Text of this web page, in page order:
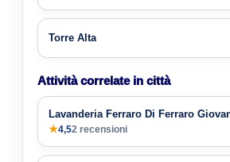
Torre Alta
Attività correlate in città
Lavanderia Ferraro Di Ferraro
★4,52 recensioni